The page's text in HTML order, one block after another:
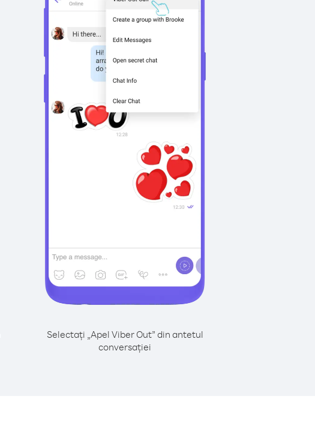
Selectați „Apel Viber Out” din antetul
conversației